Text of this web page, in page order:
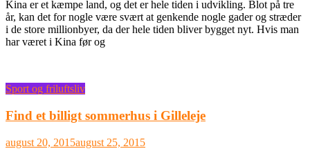
Kina er et kæmpe land, og det er hele tiden i udvikling. Blot på tre
år, kan det for nogle være svært at genkende nogle gader og stræder
i de store millionbyer, da der hele tiden bliver bygget nyt. Hvis man
har været i Kina før og
Sport og friluftsliv
Find et billigt sommerhus i Gilleleje
august 20, 2015august 25, 2015